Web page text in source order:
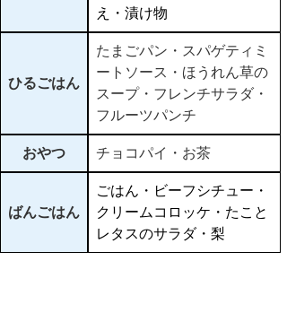
え・漬け物
ひるごはん
たまごパン・スパゲティミ
ートソース・ほうれん草の
スープ・フレンチサラダ・
フルーツパンチ
おやつ チョコパイ・お茶
ばんごはん
ごはん・ビーフシチュー・
クリームコロッケ・たこと
レタスのサラダ・梨